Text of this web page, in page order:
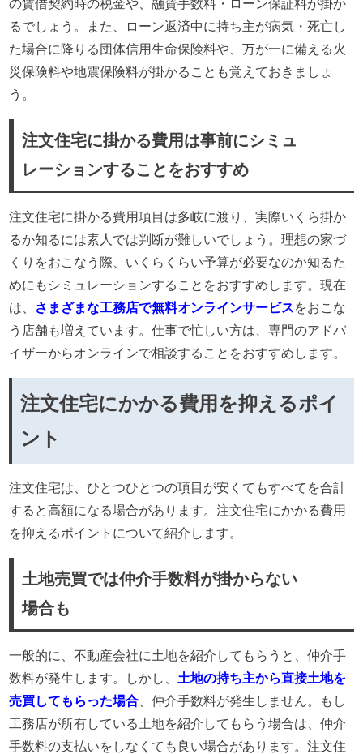
の賃借契約時の税金や、融資手数料・ローン保証料が掛か
るでしょう。また、ローン返済中に持ち主が病気・死亡し
た場合に降りる団体信用生命保険料や、万が一に備える火
災保険料や地震保険料が掛かることも覚えておきましょ
う。
注文住宅に掛かる費用は事前にシミュ
レーションすることをおすすめ
注文住宅に掛かる費用項目は多岐に渡り、実際いくら掛か
るか知るには素人では判断が難しいでしょう。理想の家づ
くりをおこなう際、いくらくらい予算が必要なのか知るた
めにもシミュレーションすることをおすすめします。現在
は、
さまざまな工務店で無料オンラインサービスをおこな
う店舗も増えています。仕事で忙しい方は、専門のアドバ
イザーからオンラインで相談することをおすすめします。
注文住宅にかかる費用を抑えるポイ
ント
注文住宅は、ひとつひとつの項目が安くてもすべてを合計
すると高額になる場合があります。注文住宅にかかる費用
を抑えるポイントについて紹介します。
土地売買では仲介手数料が掛からない
場合も
一般的に、不動産会社に土地を紹介してもらうと、仲介手
数料が発生します。しかし、 土地の持ち主から直接土地を
売買してもらった場合 、仲介手数料が発生しません。もし
工務店が所有している土地を紹介してもらう場合は、仲介
手数料の支払いをしなくても良い場合があります。注文住